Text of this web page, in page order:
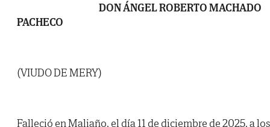
DON ÁNGEL ROBERTO MACHADO
PACHECO
(VIUDO DE MERY)
Falleció en Maliaño, el día 11 de diciembre de 2025, a los